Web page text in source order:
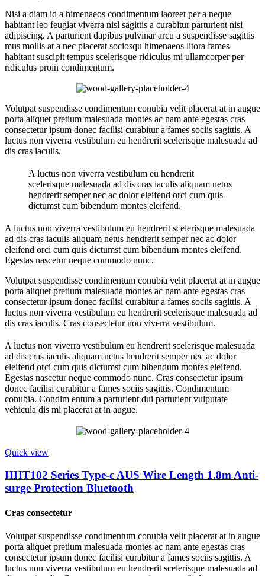
Nisi a diam id a himenaeos condimentum laoreet per a neque
habitant leo feugiat viverra nisl sagittis a curabitur parturient nisi
adipiscing. A parturient dapibus pulvinar arcu a suspendisse sagittis
mus mollis at a nec placerat sociosqu himenaeos litora fames
habitant suscipit tempus scelerisque ridiculus mi ullamcorper per
ridiculus proin condimentum.
Volutpat suspendisse condimentum conubia velit placerat at in augue
porta aliquet pretium malesuada montes ac nam ante egestas cras
consectetur ipsum donec facilisi curabitur a fames sociis sagittis. A
luctus non viverra vestibulum eu hendrerit scelerisque malesuada ad
dis cras iaculis.
A luctus non viverra vestibulum eu hendrerit
scelerisque malesuada ad dis cras iaculis aliquam netus
hendrerit semper nec ac dolor eleifend orci cum quis
dictumst cum bibendum montes eleifend.
A luctus non viverra vestibulum eu hendrerit scelerisque malesuada
ad dis cras iaculis aliquam netus hendrerit semper nec ac dolor
eleifend orci cum quis dictumst cum bibendum montes eleifend.
Egestas nascetur neque commodo nunc.
Volutpat suspendisse condimentum conubia velit placerat at in augue
porta aliquet pretium malesuada montes ac nam ante egestas cras
consectetur ipsum donec facilisi curabitur a fames sociis sagittis. A
luctus non viverra vestibulum eu hendrerit scelerisque malesuada ad
dis cras iaculis. Cras consectetur non viverra vestibulum.
A luctus non viverra vestibulum eu hendrerit scelerisque malesuada
ad dis cras iaculis aliquam netus hendrerit semper nec ac dolor
eleifend orci cum quis dictumst cum bibendum montes eleifend.
Egestas nascetur neque commodo nunc. Cras consectetur ipsum
donec facilisi curabitur a fames sociis sagittis. Condimentum
conubia. Condim entum a parturient dui parturient vulputate
vehicula dis mi placerat at in augue.
Quick view
HHT102 Series Type-c AUS Wire Length 1.8m Anti-
surge Protection Bluetooth
Cras consectetur
Volutpat suspendisse condimentum conubia velit placerat at in augue
porta aliquet pretium malesuada montes ac nam ante egestas cras
consectetur ipsum donec facilisi curabitur a fames sociis sagittis. A
luctus non viverra vestibulum eu hendrerit scelerisque malesuada ad